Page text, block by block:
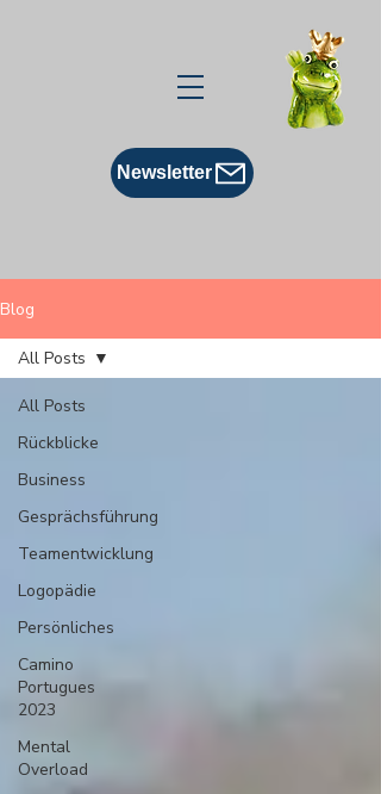
Newsletter
Blog
All Posts
Rückblicke
Business
Gesprächsführung
Teamentwicklung
Logopädie
Persönliches
Camino
Portugues
2023
Mental
Overload
All Posts